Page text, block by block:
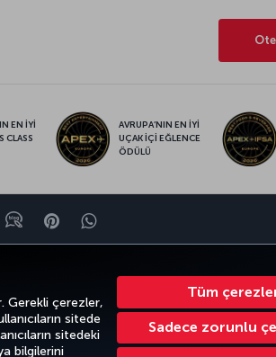
Gerekli çerezler,
sitede
sitedeki
bilgilerini
Tüm
Sadece zorunlu
EN İYİ
CLASS
AVRUPA’NIN EN İYİ
UÇAK İÇİ EĞLENCE
ÖDÜLÜ
BlogPinterestWhatsapp
TURKISH AIRLINES HOLIDAYS MILES&SMILES
Yolcu Hakları